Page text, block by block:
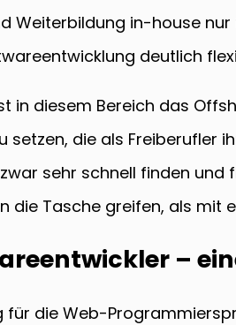
Weiterbildung in-house
deutlich
in diesem Bereich das
setzen, die als Freiberufler
sehr schnell finden
die Tasche greifen, als mit
–
für die Web-